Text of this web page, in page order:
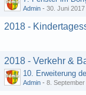
Admin - 30. Juni 2017
2018 -
2018 - Verkehr &
10. Erweiterung
Admin - 8.